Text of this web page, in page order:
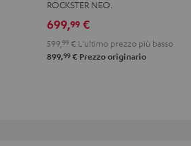
ROCKSTER NEO.
699,99 €
599, 99 € L'ultimo prezzo più basso
899,99 € Prezzo originario